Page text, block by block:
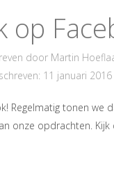
op
door Martin
11 januari 2016
Regelmatig tonen
onze opdrachten.